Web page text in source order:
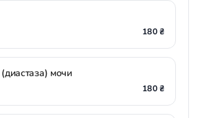
180 ₴
мочи
180 ₴